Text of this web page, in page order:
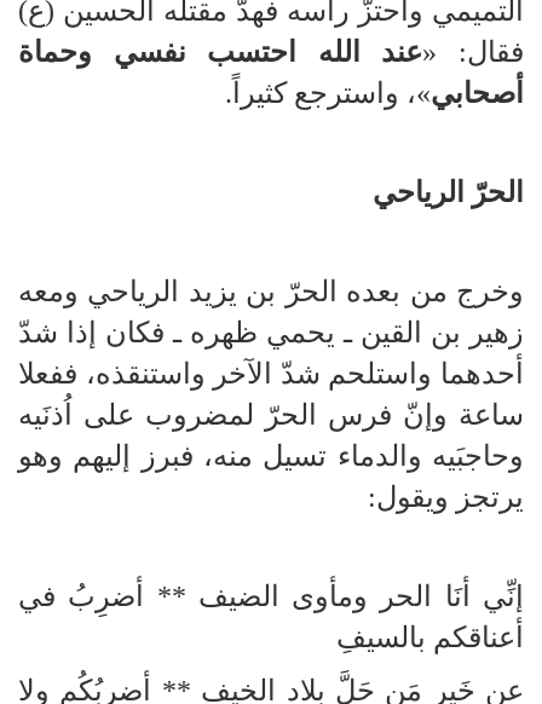
التميمي واحتزّ رأسه فهدّ مقتلُه الحسين (ع)
فقال: «عند الله احتسب نفسي وحماة
أصحابي»، واسترجع كثيراً.
الحرّ الرياحي
وخرج من بعده الحرّ بن يزيد الرياحي ومعه
زهير بن القين ـ يحمي ظهره ـ فكان إذا شدّ
أحدهما واستلحم شدّ الآخر واستنقذه، ففعلا
ساعة وإنّ فرس الحرّ لمضروب على اُذنَيه
وحاجبَيه والدماء تسيل منه، فبرز إليهم وهو
يرتجز ويقول:
إنِّي أنَا الحر ومأوى الضيف ** أضرِبُ في
أعناقكم بالسيفِ
عن خَيرِ مَن حَلَّ بِلاد الخيف ** أضرِبُكُم ولا